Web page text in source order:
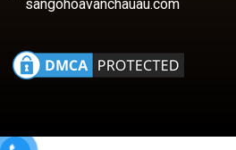
sangohoavanchauau.com